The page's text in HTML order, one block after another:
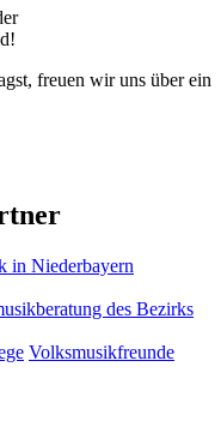
freuen wir uns über ein
in Niederbayern
des Bezirks
Volksmusikfreunde